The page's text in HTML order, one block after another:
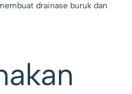
drainase buruk dan